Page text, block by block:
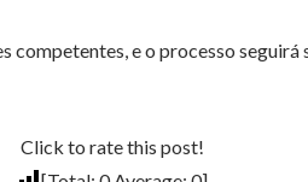
competentes, e o processo
Click to rate this post!